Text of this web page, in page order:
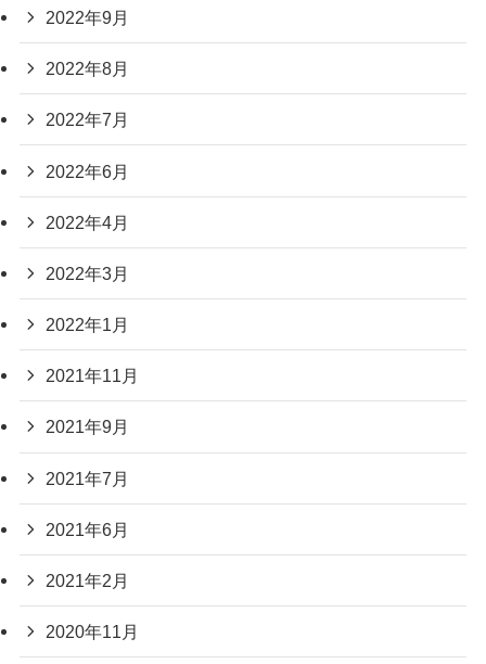
2022年9月
2022年8月
2022年7月
2022年6月
2022年4月
2022年3月
2022年1月
2021年11月
2021年9月
2021年7月
2021年6月
2021年2月
2020年11月